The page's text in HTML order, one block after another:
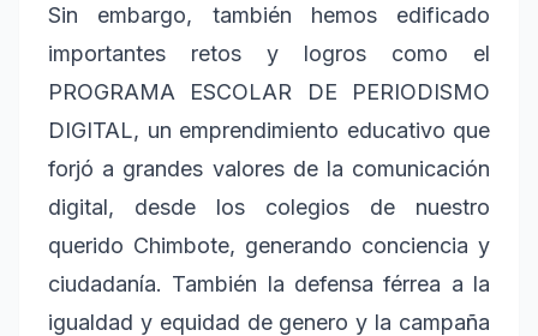
Sin embargo, también hemos edificado
importantes retos y logros como el
PROGRAMA ESCOLAR DE PERIODISMO
DIGITAL, un emprendimiento educativo que
forjó a grandes valores de la comunicación
digital, desde los colegios de nuestro
querido Chimbote, generando conciencia y
ciudadanía. También la defensa férrea a la
igualdad y equidad de genero y la campaña